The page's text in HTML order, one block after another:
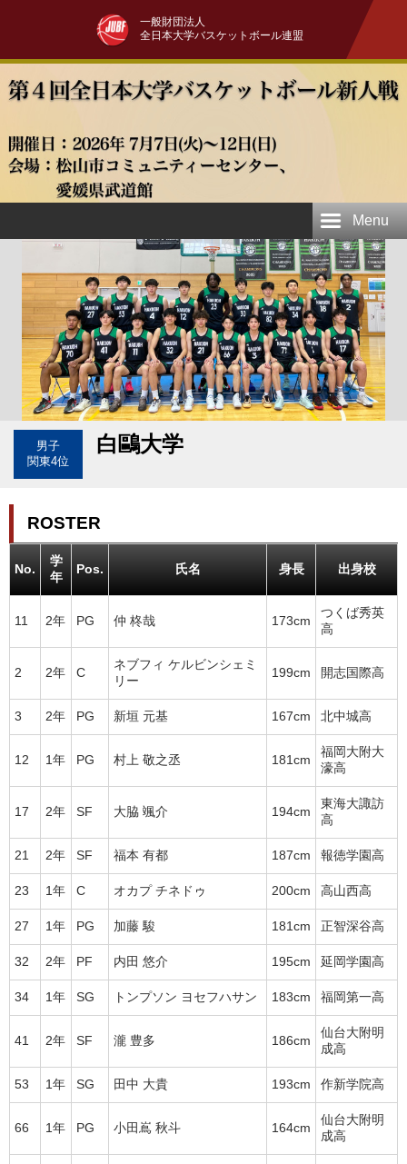
一般財団法人
全日本大学バスケットボール連盟
Menu
男子
関東4位
白鷗大学
ROSTER
No.
学
年
Pos. 氏名 身長 出身校
11 2年 PG 仲 柊哉 173cm
つくば秀英
高
2 2年 C
ネブフィ ケルビンシェミ
リー
199cm 開志国際高
3 2年 PG 新垣 元基 167cm 北中城高
12 1年 PG 村上 敬之丞 181cm
福岡大附大
濠高
17 2年 SF 大脇 颯介 194cm
東海大諏訪
高
21 2年 SF 福本 有都 187cm 報徳学園高
23 1年 C オカプ チネドゥ 200cm 高山西高
27 1年 PG 加藤 駿 181cm 正智深谷高
32 2年 PF 内田 悠介 195cm 延岡学園高
34 1年 SG トンプソン ヨセフハサン 183cm 福岡第一高
41 2年 SF 瀧 豊多 186cm
仙台大附明
成高
53 1年 SG 田中 大貴 193cm 作新学院高
66 1年 PG 小田嶌 秋斗 164cm
仙台大附明
成高